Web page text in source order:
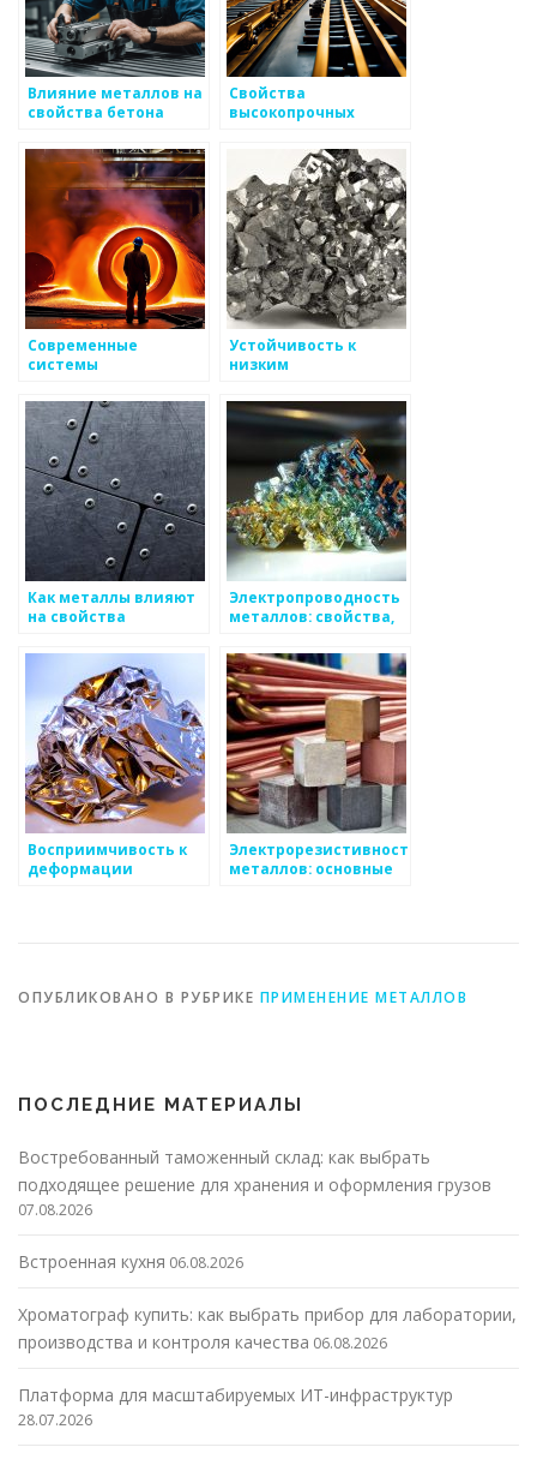
Влияние металлов на
свойства бетона
Свойства
высокопрочных
Современные
системы
контроля
температуры
металлов
Устойчивость к
низким
металлов
Как металлы влияют
на свойства
материалов
Электропроводность
металлов: свойства,
Восприимчивость к
деформации
Электрорезистивность
металлов: основные
ОПУБЛИКОВАНО В РУБРИКЕ ПРИМЕНЕНИЕ МЕТАЛЛОВ
ПОСЛЕДНИЕ МАТЕРИАЛЫ
Востребованный таможенный склад: как выбрать
подходящее решение для хранения и оформления грузов
07.08.2026
Встроенная кухня 06.08.2026
Хроматограф купить: как выбрать прибор для лаборатории,
производства и контроля качества 06.08.2026
Платформа для масштабируемых ИТ-инфраструктур
28.07.2026